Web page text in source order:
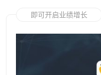
即可开启业绩增长